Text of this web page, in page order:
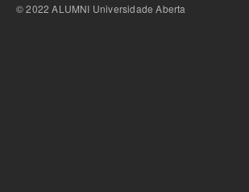
© 2022 ALUMNI Universidade Aberta